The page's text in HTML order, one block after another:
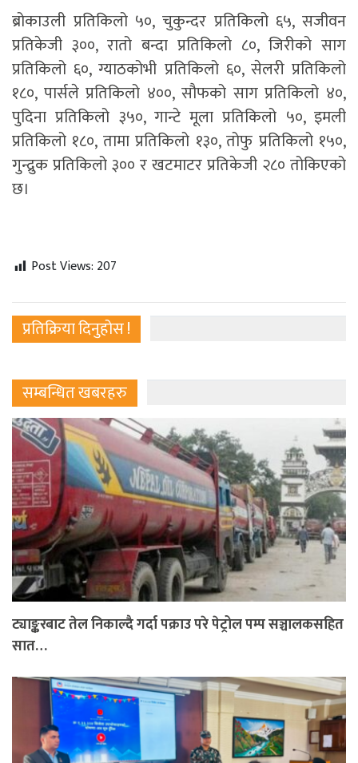
ब्रोकाउली प्रतिकिलो ५०, चुकुन्दर प्रतिकिलो ६५, सजीवन
प्रतिकेजी ३००, रातो बन्दा प्रतिकिलो ८०, जिरीको साग
प्रतिकिलो ६०, ग्याठकोभी प्रतिकिलो ६०, सेलरी प्रतिकिलो
१८०, पार्सले प्रतिकिलो ४००, सौफको साग प्रतिकिलो ४०,
पुदिना प्रतिकिलो ३५०, गान्टे मूला प्रतिकिलो ५०, इमली
प्रतिकिलो १८०, तामा प्रतिकिलो १३०, तोफु प्रतिकिलो १५०,
गुन्द्रुक प्रतिकिलो ३०० र खटमाटर प्रतिकेजी २८० तोकिएको
छ।
Post Views: 207
प्रतिक्रिया दिनुहोस !
सम्बन्धित खबरहरु
ट्याङ्करबाट तेल निकाल्दै गर्दा पक्राउ परे पेट्रोल पम्प सञ्चालकसहित
सात…